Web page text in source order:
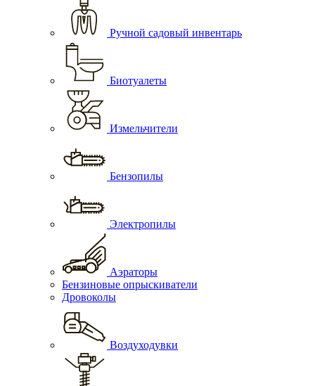
Ручной садовый инвентарь
Биотуалеты
Измельчители
Бензопилы
Электропилы
Аэраторы
Бензиновые опрыскиватели
Дровоколы
Воздуходувки